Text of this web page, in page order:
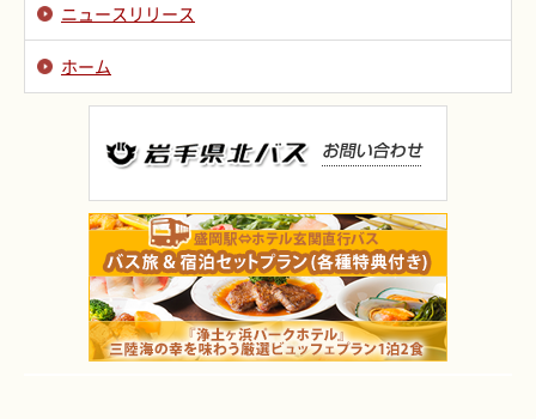
ニュースリリース
ホーム